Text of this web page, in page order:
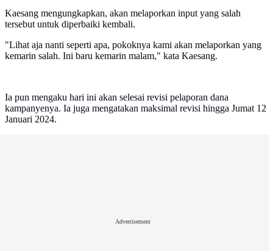
Kaesang mengungkapkan, akan melaporkan input yang salah
tersebut untuk diperbaiki kembali.
"Lihat aja nanti seperti apa, pokoknya kami akan melaporkan yang
kemarin salah. Ini baru kemarin malam," kata Kaesang.
Ia pun mengaku hari ini akan selesai revisi pelaporan dana
kampanyenya. Ia juga mengatakan maksimal revisi hingga Jumat 12
Januari 2024.
Advertisement